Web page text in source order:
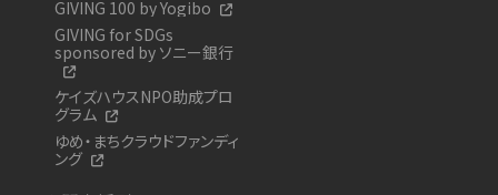
GIVING 100 by Yogibo
GIVING for SDGs
sponsored by ソニー銀行
ケイズハウスNPO助成プロ
グラム
ゆめ・まちクラウドファンディ
ング